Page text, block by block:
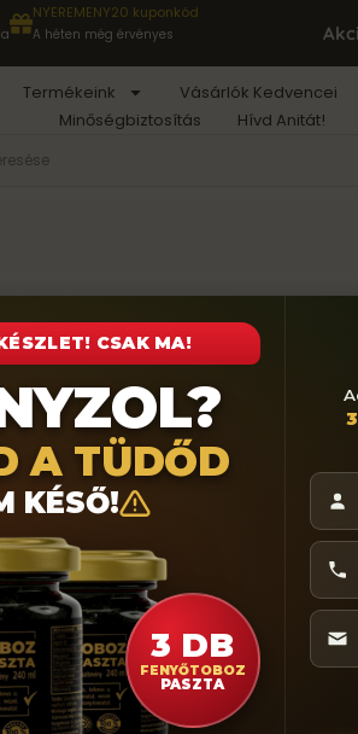
NYEREMENY20 kuponkód
A héten még érvényes
Termékeink Vásárlók Kedvencei
Minőségbiztosítás
Hívd Anitát!
a térdfájdalmaimat, már a lépcsőzés
CSAK MA!
A TÜDŐD
KÉSŐ!
3 DB
FENYŐTOBOZ
PASZTA